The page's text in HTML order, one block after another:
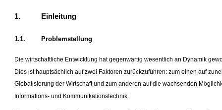
1. Einleitung
1.1. Problemstellung
Die wirtschaftliche Entwicklung hat gegenwärtig wesentlich an Dynamik
Dies ist hauptsächlich auf zwei Faktoren zurückzuführen: zum einen auf
Globalisierung der Wirtschaft und zum anderen auf die wachsenden
Informations- und Kommunikationstechnik.